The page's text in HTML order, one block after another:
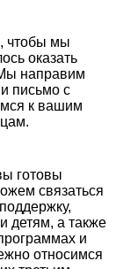
чтобы мы
оказать
направим
письмо с
к вашим
готовы
связаться
детям, а также
и
относимся